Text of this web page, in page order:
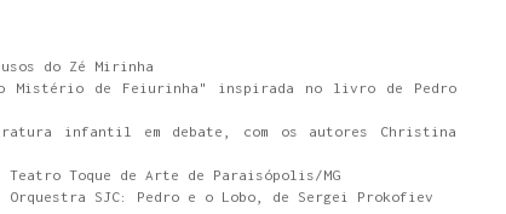
do Zé Mirinha
Mistério de Feiurinha" inspirada no livro de Pedro
infantil em debate, com os autores Christina
Teatro Toque de Arte de Paraisópolis/MG
Orquestra SJC: Pedro e o Lobo, de Sergei Prokofiev